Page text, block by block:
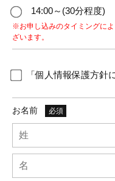
14:00～(30分程度)
※お申し込みのタイミングに
ざいます。
「個人情報保護方針
お名前 必須